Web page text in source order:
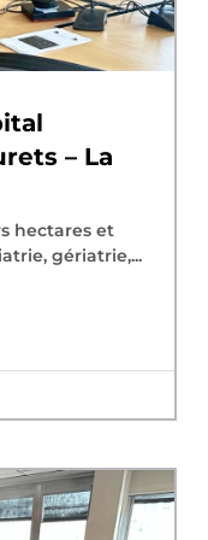
– La
hectares et
gériatrie,...